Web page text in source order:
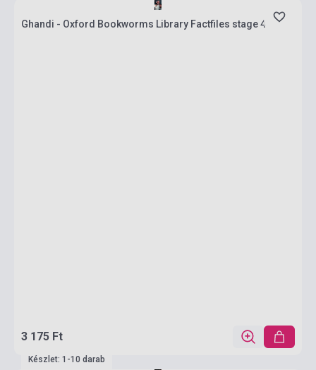
Ghandi - Oxford Bookworms Library Factfiles stage 4
3 175 Ft
Készlet: 1-10 darab